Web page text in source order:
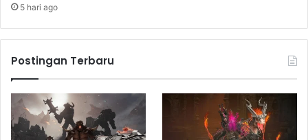
5 hari ago
Postingan Terbaru